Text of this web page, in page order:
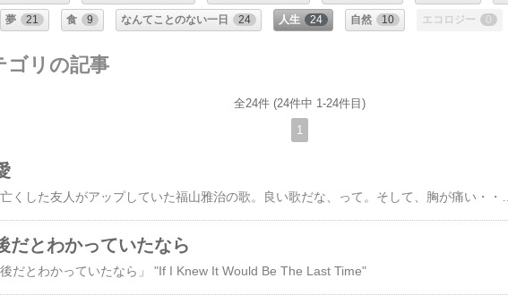
夢 21 食 9 なんてことのない一日 24 人生 24 自然 10 エコロジー 0
ゴリの記事
全24件 (24件中 1-24件目)
1
だとわかっていたなら
後だとわかっていたなら」 "If I Knew It Would Be The Last Time"